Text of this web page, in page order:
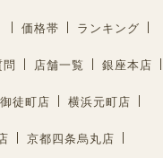
価格帯 ランキング
店舗一覧 銀座本店
徒町店 横浜元町店
京都四条烏丸店